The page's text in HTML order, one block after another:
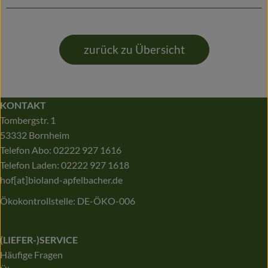
zurück zu Übersicht
KONTAKT
Tombergstr. 1
53332 Bornheim
Telefon Abo: 02222 927 1616
Telefon Laden: 02222 927 1618
hof[at]bioland-apfelbacher.de
Ökokontrollstelle: DE-ÖKO-006
(LIEFER-)SERVICE
Häufige Fragen